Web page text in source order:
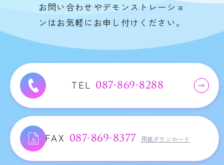
お問い合わせやデモンストレーショ
ンはお気軽にお申し付けください。
TEL 087-869-8288
FAX 087-869-8377 用紙ダウンロード